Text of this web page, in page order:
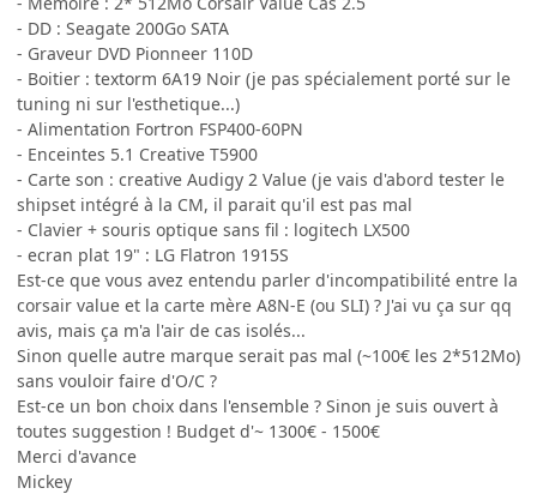
- DD : Seagate 200Go SATA
- Graveur DVD Pionneer 110D
- Boitier : textorm 6A19 Noir (je pas spécialement porté sur le
tuning ni sur l'esthetique...)
- Alimentation Fortron FSP400-60PN
- Enceintes 5.1 Creative T5900
- Carte son : creative Audigy 2 Value (je vais d'abord tester le
shipset intégré à la CM, il parait qu'il est pas mal
- Clavier + souris optique sans fil : logitech LX500
- ecran plat 19" : LG Flatron 1915S
Est-ce que vous avez entendu parler d'incompatibilité entre la
corsair value et la carte mère A8N-E (ou SLI) ? J'ai vu ça sur qq
avis, mais ça m'a l'air de cas isolés...
Sinon quelle autre marque serait pas mal (~100€ les 2*512Mo)
sans vouloir faire d'O/C ?
Est-ce un bon choix dans l'ensemble ? Sinon je suis ouvert à
toutes suggestion ! Budget d'~ 1300€ - 1500€
Merci d'avance
Mickey